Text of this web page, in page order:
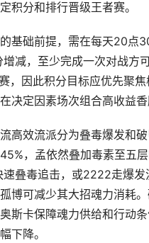
积分和排行晋级王者赛。
基础前提，需在每天20
减，至少完成一次对战方
，因此积分目标应优先聚
决定因素场次组合高收益香
高效流派分为叠毒爆发和
，孟依然叠加毒素至五
叠毒追击，或2222走爆
博可减少其大招魂力消耗
斯卡保障魂力供给和行动
下降。